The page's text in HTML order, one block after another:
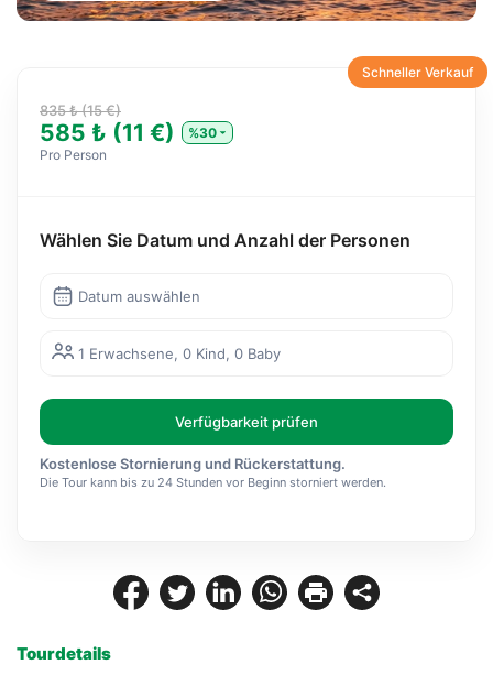
Tourdetails
Schneller Verkauf
835 ₺ (15 €)
585 ₺ (11 €)
%30
Pro Person
Wählen Sie Datum und Anzahl der Personen
Datum auswählen
1 Erwachsene, 0 Kind, 0 Baby
Verfügbarkeit prüfen
Kostenlose Stornierung und Rückerstattung.
Die Tour kann bis zu 24 Stunden vor Beginn storniert werden.